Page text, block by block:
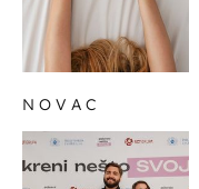
NOVAC